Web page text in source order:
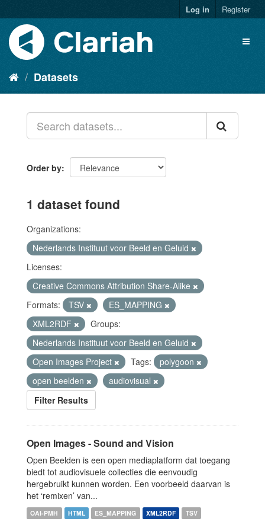
Log in Register
Datasets
Order by
1 dataset found
Organizations:
Nederlands Instituut voor Beeld en Geluid
Licenses:
Creative Commons Attribution Share-Alike
Formats:
TSV
ES_MAPPING
XML2RDF
Groups:
Nederlands Instituut voor Beeld en Geluid
Open Images Project
Tags:
polygoon
open beelden
audiovisual
Filter Results
Open Images - Sound and Vision
Open Beelden is een open mediaplatform dat toegang
biedt tot audiovisuele collecties die eenvoudig
hergebruikt kunnen worden. Een voorbeeld daarvan is
het ‘remixen’ van...
OAI-PMH HTML ES_MAPPING XML2RDF TSV